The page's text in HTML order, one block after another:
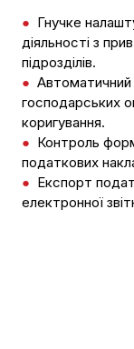
● Гнучке
діяльності з
підрозділів.
●
господарських
коригування.
● Контроль
податкових
● Експорт
електронної